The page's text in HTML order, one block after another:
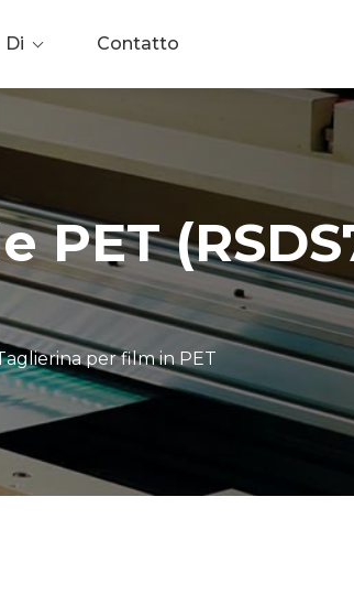
Di Contatto
per film in PET0